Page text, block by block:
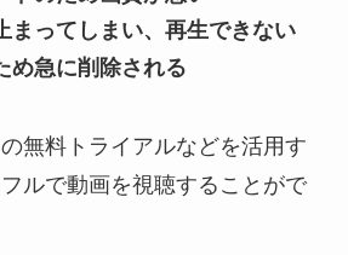
まってしまい、再生できない
め急に削除される
無料トライアルなどを活用す
ルで動画を視聴することがで